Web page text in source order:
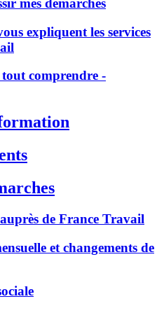
mes démarches
expliquent les services
comprendre -
de France Travail
et changements de